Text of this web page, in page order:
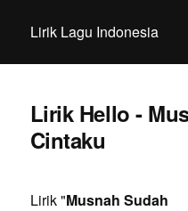
Lirik Lagu Indonesia
Lirik Hello -
Cintaku
Lirik "Musnah Sudah